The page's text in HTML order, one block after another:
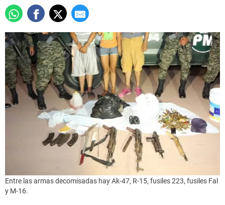
Entre las armas decomisadas hay Ak-47, R-15, fusiles 223, fusiles Fal
y M-16.